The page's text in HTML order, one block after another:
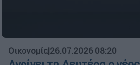
Οικονομία|26.07.2026 08:20